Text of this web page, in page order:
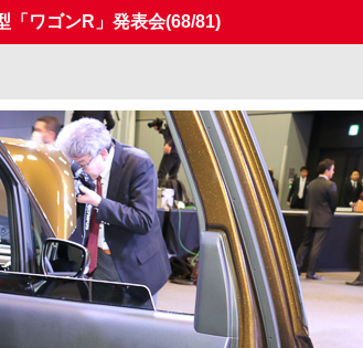
「ワゴンR」発表会(68/81)